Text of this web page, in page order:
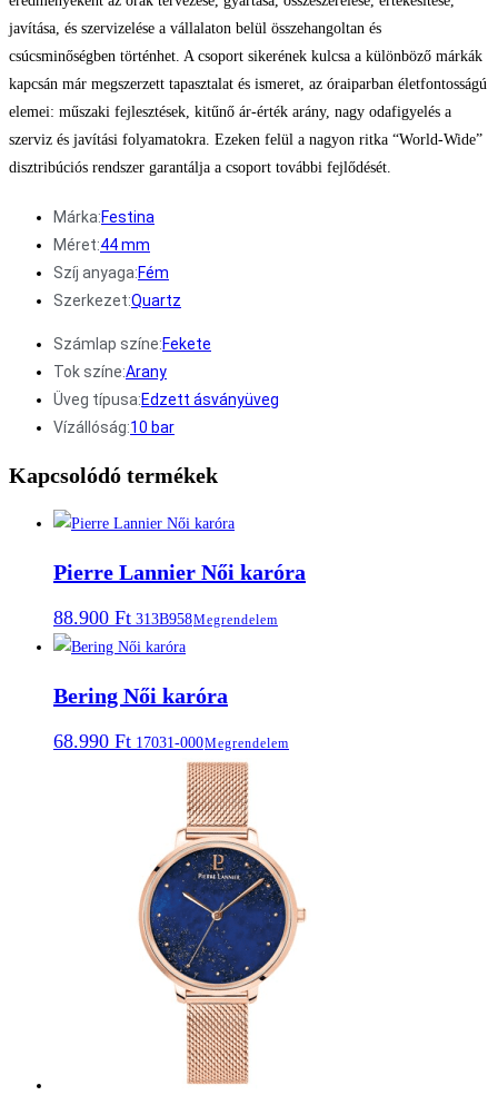
javítása, és szervizelése a vállalaton belül összehangoltan és
csúcsminőségben történhet. A csoport sikerének kulcsa a különböző márkák
kapcsán már megszerzett tapasztalat és ismeret, az óraiparban életfontosságú
elemei: műszaki fejlesztések, kitűnő ár-érték arány, nagy odafigyelés a
szerviz és javítási folyamatokra. Ezeken felül a nagyon ritka “World-Wide”
disztribúciós rendszer garantálja a csoport további fejlődését.
Márka:Festina
Méret:44 mm
Szíj anyaga:Fém
Szerkezet:Quartz
Számlap színe:Fekete
Tok színe:Arany
Üveg típusa:Edzett ásványüveg
Vízállóság:10 bar
Kapcsolódó termékek
Pierre Lannier Női karóra
88.900 Ft 313B958Megrendelem
Bering Női karóra
68.990 Ft 17031-000Megrendelem